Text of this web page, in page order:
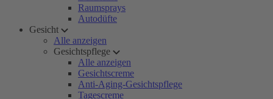
Raumsprays
Autodüfte
Gesicht
Alle anzeigen
Gesichtspflege
Alle anzeigen
Gesichtscreme
Anti-Aging-Gesichtspflege
Tagescreme